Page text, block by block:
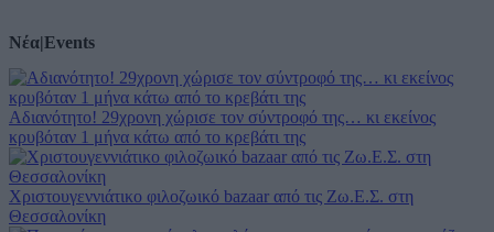
Νέα|Events
Αδιανότητο! 29χρονη χώρισε τον σύντροφό της… κι εκείνος
κρυβόταν 1 μήνα κάτω από το κρεβάτι της
Χριστουγεννιάτικο φιλοζωικό bazaar από τις Ζω.Ε.Σ. στη
Θεσσαλονίκη